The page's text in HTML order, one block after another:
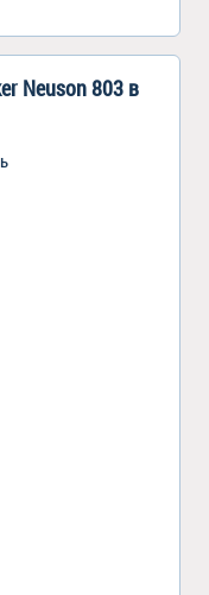
Neuson 803 в